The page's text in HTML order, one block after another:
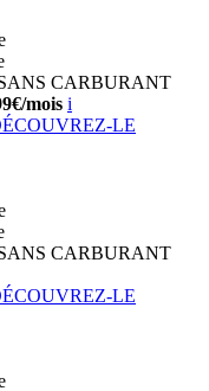
CARBURANT
mois i
LE
CARBURANT
LE